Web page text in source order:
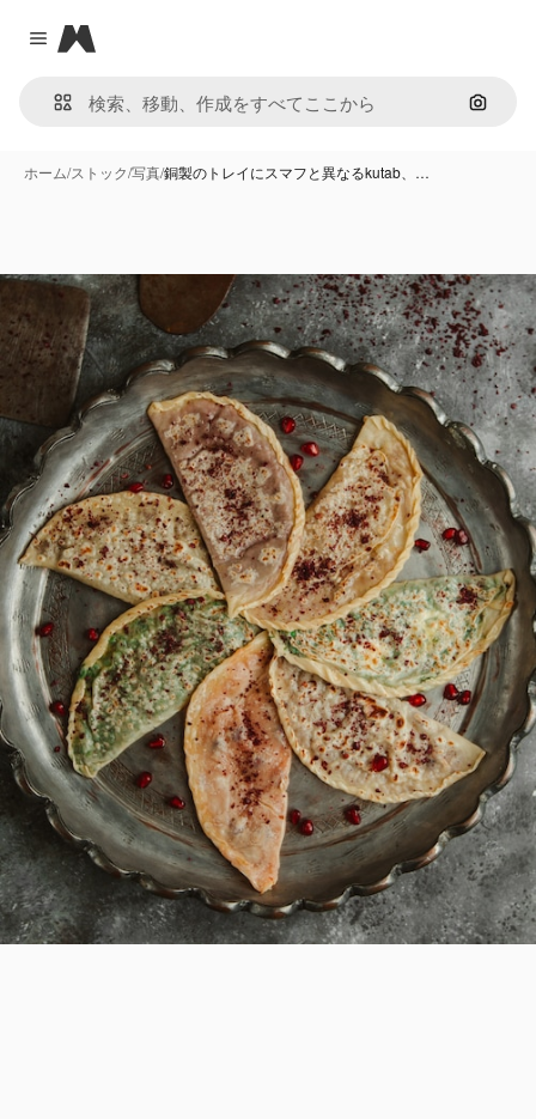
Close menu
Magnific
画像で
ホーム/ストック/写真/銅製のトレイにスマフと異なるkutab、…